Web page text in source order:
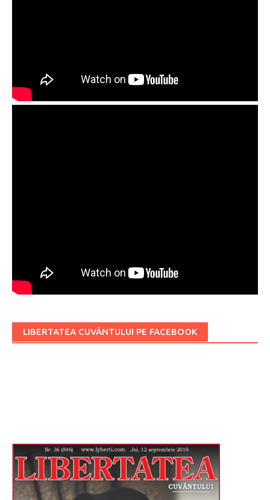
LIBERTATEA CUVÂNTULUI PE FACEBOOK